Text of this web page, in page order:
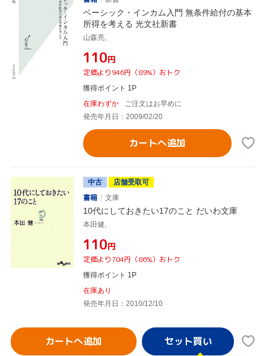
ベーシック・インカム入門 無条件給付の基本
所得を考える 光文社新書
山森亮,
¥110円
定価より946円（89%）おトク
獲得ポイント 1P
在庫わずか
ご注文はお早めに
発売年月日：2009/02/20
カートへ追加
中古
店舗受取可
書籍
文庫
10代にしておきたい17のこと だいわ文庫
本田健,
¥110円
定価より704円（86%）おトク
獲得ポイント 1P
在庫あり
発売年月日：2010/12/10
カートへ追加